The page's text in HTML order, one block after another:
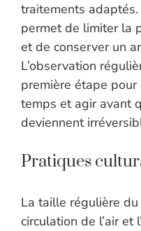
traitements
permet de limiter la
et de conserver un
L’observation
première étape
temps et agir avant
deviennent
Pratiques
La taille régulière
circulation de l’air et